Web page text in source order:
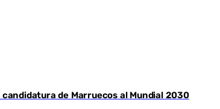
de Marruecos al Mundial 2030